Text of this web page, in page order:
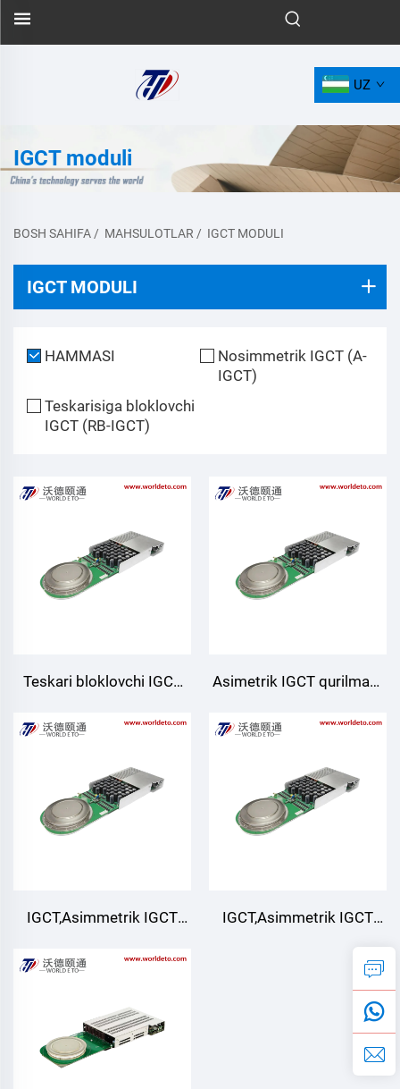
UZ
IGCT moduli
BOSH SAHIFA / MAHSULOTLAR / IGCT MODULI
IGCT MODULI
HAMMASI
Nosimmetrik IGCT (A-
IGCT)
Teskarisiga bloklovchi
IGCT (RB-IGCT)
Teskari bloklovchi IGCT
RBC60Y4500IC#
Asimetrik IGCT qurilmasi,
IGCT,Asimmetrik IGCT
ASC50L4500IC
IGCT,Asimmetrik IGCT
qurilmasi,SC6.CAE 4000-